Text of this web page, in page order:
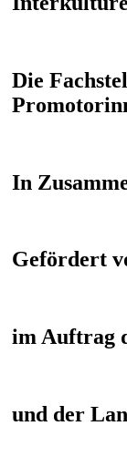
Die
In
Gefördert
im Auftrag
und der